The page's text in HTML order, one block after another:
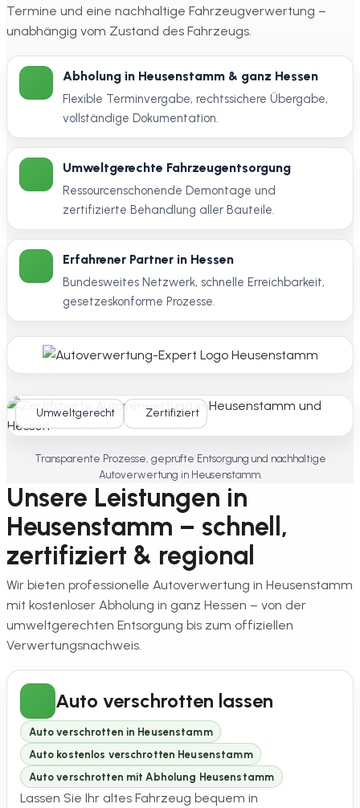
Termine und eine nachhaltige Fahrzeugverwertung –
unabhängig vom Zustand des Fahrzeugs.
Abholung in Heusenstamm & ganz Hessen
Flexible Terminvergabe, rechtssichere Übergabe,
vollständige Dokumentation.
Umweltgerechte Fahrzeugentsorgung
Ressourcenschonende Demontage und
zertifizierte Behandlung aller Bauteile.
Erfahrener Partner in Hessen
Bundesweites Netzwerk, schnelle Erreichbarkeit,
gesetzeskonforme Prozesse.
Umweltgerecht Zertifiziert
Transparente Prozesse, geprüfte Entsorgung und nachhaltige
Autoverwertung in Heusenstamm.
Unsere Leistungen in
Heusenstamm – schnell,
zertifiziert & regional
Wir bieten professionelle Autoverwertung in Heusenstamm
mit kostenloser Abholung in ganz Hessen – von der
umweltgerechten Entsorgung bis zum offiziellen
Verwertungsnachweis.
Auto verschrotten lassen
Auto verschrotten in Heusenstamm
Auto kostenlos verschrotten Heusenstamm
Auto verschrotten mit Abholung Heusenstamm
Lassen Sie Ihr altes Fahrzeug bequem in